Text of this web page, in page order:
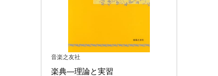
音楽之友社
楽典―理論と実習